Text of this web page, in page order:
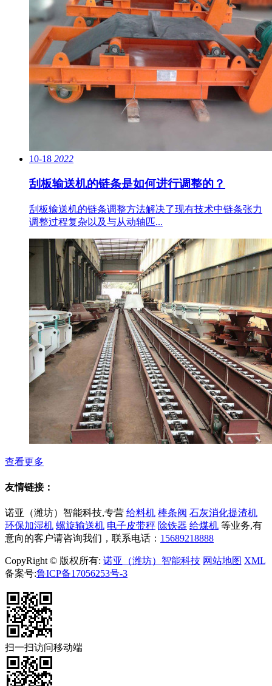
10-18 2022
刮板输送机的链条是如何进行调整的？
刮板输送机的链条调整方法解决了现有技术中链条张力
调整过程复杂以及与从动轴匹...
查看更多
友情链接：
诺亚（潍坊）智能科技,专营 给料机 棒条阀 石灰消化提渣机
环保加湿机 螺旋输送机 电子皮带秤 除铁器 给煤机 等业务,有
意向的客户请咨询我们，联系电话： 15689218888
CopyRight © 版权所有: 诺亚（潍坊）智能科技 网站地图 XML
备案号:鲁ICP备17056253号-3
扫一扫访问移动端